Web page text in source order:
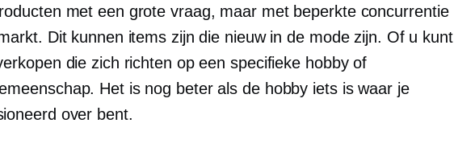
met een grote vraag, maar met beperkte concurrentie
Dit kunnen items zijn die nieuw in de mode zijn. Of u kunt
die zich richten op een specifieke hobby of
Het is nog beter als de hobby iets is waar je
over bent.